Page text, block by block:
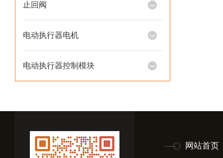
止回阀
电动执行器电机
电动执行器控制模块
网站首页